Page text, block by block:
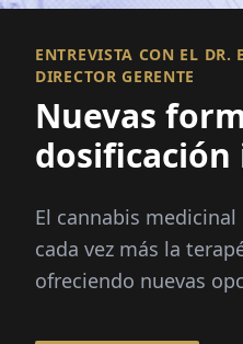
ENTREVISTA CON EL DR.
DIRECTOR GERENTE
Nuevas
dosificación
cannabis
El cannabis
cada vez más la
ofreciendo nuevas